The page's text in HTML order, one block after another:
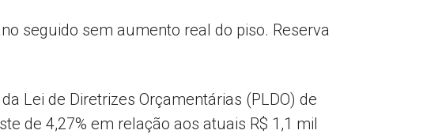
seguido sem aumento real do piso. Reserva
Lei de Diretrizes Orçamentárias (PLDO) de
de 4,27% em relação aos atuais R$ 1,1 mil